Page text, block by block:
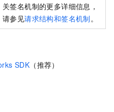
关签名机制的更多详细信息，
请参见请求结构和签名机制。
SDK （推荐）